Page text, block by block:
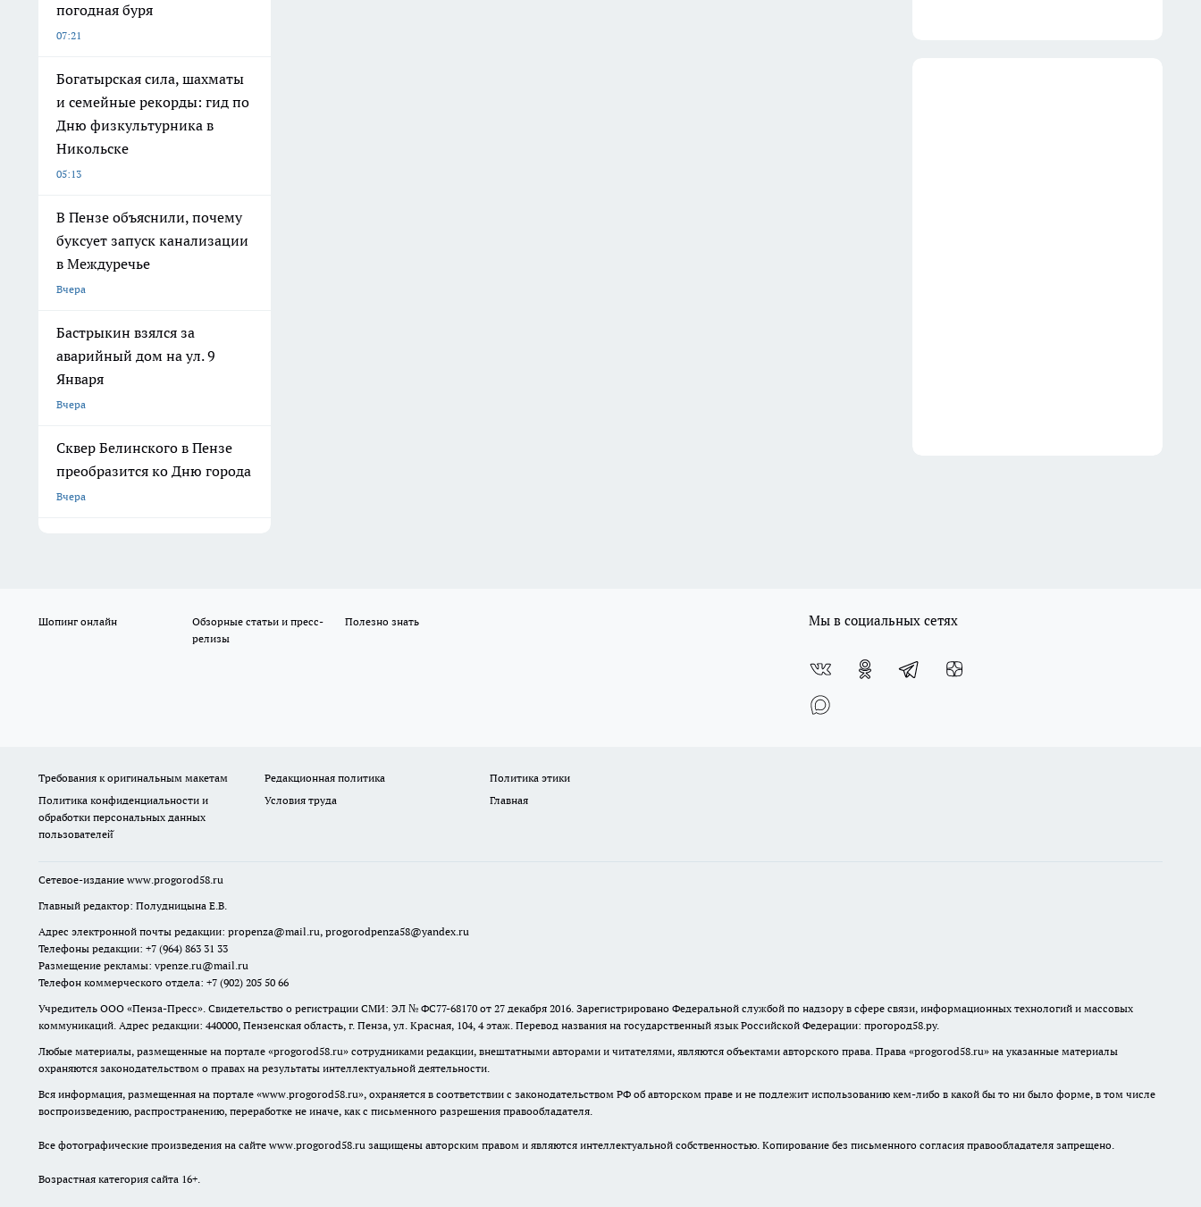
погодная буря
07:21
Богатырская сила, шахматы
и семейные рекорды: гид по
Дню физкультурника в
Никольске
05:13
В Пензе объяснили, почему
буксует запуск канализации
в Междуречье
Вчера
Бастрыкин взялся за
аварийный дом на ул. 9
Января
Вчера
Сквер Белинского в Пензе
преобразится ко Дню города
Вчера
Шопинг онлайн
Обзорные статьи и пресс-
релизы
Полезно знать Мы в социальных сетях
Требования к оригинальным макетам Редакционная политика
Политика этики
Политика конфиденциальности и
обработки персональных данных
пользователей̆
Условия труда Главная
Сетевое-издание www.progorod58.ru
Главный редактор: Полудницына Е.В.
Адрес электронной почты редакции: propenza@mail.ru, progorodpenza58@yandex.ru
Телефоны редакции: +7 (964) 863 31 33
Размещение рекламы: vpenze.ru@mail.ru
Телефон коммерческого отдела: +7 (902) 205 50 66
Учредитель ООО «Пенза-Пресс». Свидетельство о регистрации СМИ: ЭЛ № ФС77-68170 от 27 декабря 2016. Зарегистрировано Федеральной службой по надзору в сфере связи, информационных технологий и массовых
коммуникаций. Адрес редакции: 440000, Пензенская область, г. Пенза, ул. Красная, 104, 4 этаж. Перевод названия на государственный язык Российской Федерации: прогород58.ру.
Любые материалы, размещенные на портале «progorod58.ru» сотрудниками редакции, внештатными авторами и читателями, являются объектами авторского права. Права «progorod58.ru» на указанные материалы
охраняются законодательством о правах на результаты интеллектуальной деятельности.
Вся информация, размещенная на портале «www.progorod58.ru», охраняется в соответствии с законодательством РФ об авторском праве и не подлежит использованию кем-либо в какой бы то ни было форме, в том числе
воспроизведению, распространению, переработке не иначе, как с письменного разрешения правообладателя.
Все фотографические произведения на сайте www.progorod58.ru защищены авторским правом и являются интеллектуальной собственностью. Копирование без письменного согласия правообладателя запрещено.
Возрастная категория сайта 16+.